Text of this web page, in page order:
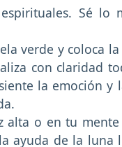
Sé lo
verde y coloca
con claridad
la emoción y
alta o en tu
ayuda de la luna